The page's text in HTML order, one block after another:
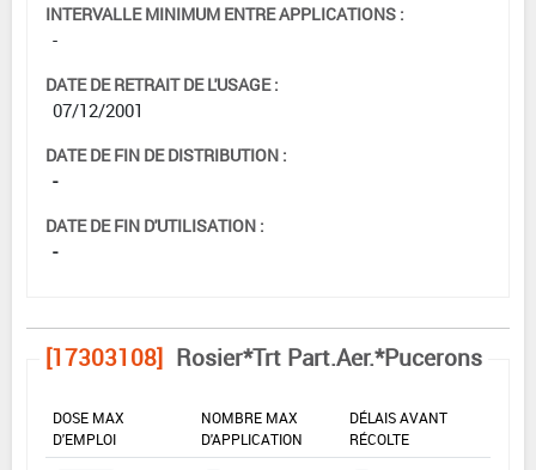
INTERVALLE MINIMUM ENTRE APPLICATIONS :
-
DATE DE RETRAIT DE L'USAGE :
07/12/2001
DATE DE FIN DE DISTRIBUTION :
-
DATE DE FIN D'UTILISATION :
-
[17303108] Rosier*Trt Part.Aer.*Pucerons
DOSE MAX
D'EMPLOI
NOMBRE MAX
D'APPLICATION
DÉLAIS AVANT
RÉCOLTE